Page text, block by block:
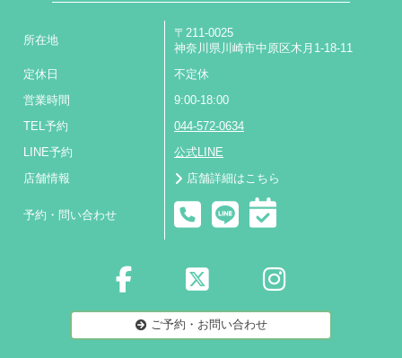
所在地
〒211-0025
神奈川県川崎市中原区木月1-18-11
定休日 不定休
営業時間 9:00-18:00
TEL予約 044-572-0634
LINE予約 公式LINE
店舗情報 店舗詳細はこちら
予約・問い合わせ
ご予約・お問い合わせ